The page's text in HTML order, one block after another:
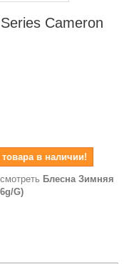
Cameron
в наличии!
Блесна Зимняя
G)